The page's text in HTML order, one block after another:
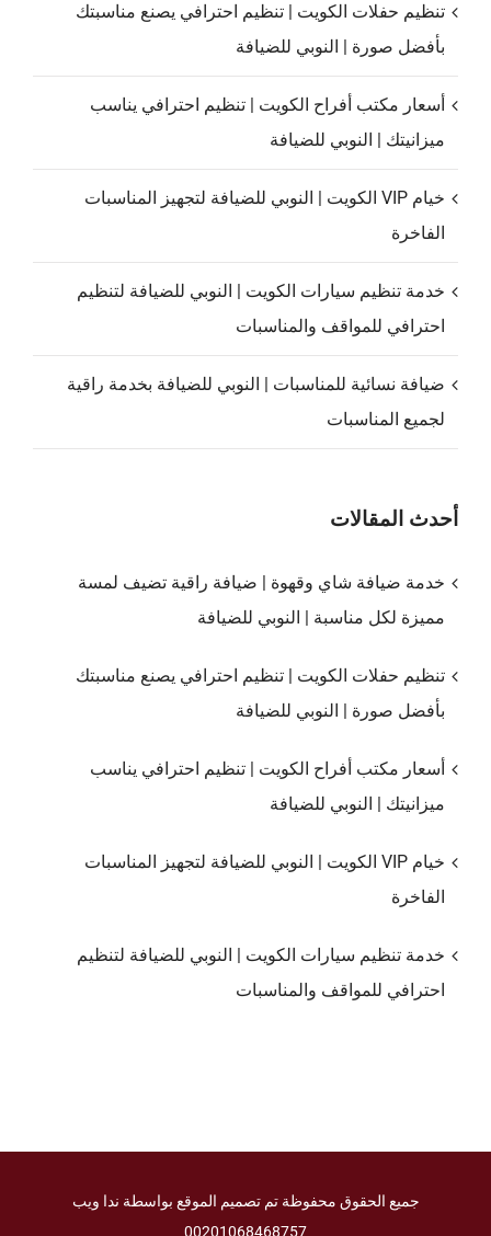
تنظيم حفلات الكويت | تنظيم احترافي يصنع مناسبتك
بأفضل صورة | النوبي للضيافة
أسعار مكتب أفراح الكويت | تنظيم احترافي يناسب
ميزانيتك | النوبي للضيافة
خيام VIP الكويت | النوبي للضيافة لتجهيز المناسبات
الفاخرة
خدمة تنظيم سيارات الكويت | النوبي للضيافة لتنظيم
احترافي للمواقف والمناسبات
ضيافة نسائية للمناسبات | النوبي للضيافة بخدمة راقية
لجميع المناسبات
أحدث المقالات
خدمة ضيافة شاي وقهوة | ضيافة راقية تضيف لمسة
مميزة لكل مناسبة | النوبي للضيافة
تنظيم حفلات الكويت | تنظيم احترافي يصنع مناسبتك
بأفضل صورة | النوبي للضيافة
أسعار مكتب أفراح الكويت | تنظيم احترافي يناسب
ميزانيتك | النوبي للضيافة
خيام VIP الكويت | النوبي للضيافة لتجهيز المناسبات
الفاخرة
خدمة تنظيم سيارات الكويت | النوبي للضيافة لتنظيم
احترافي للمواقف والمناسبات
جميع الحقوق محفوظة تم تصميم الموقع بواسطة ندا ويب
00201068468757